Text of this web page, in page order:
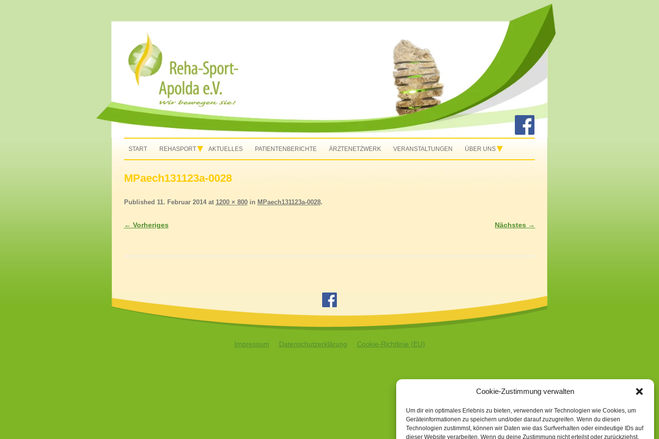
Cookie-Zustimmung verwalten
Um dir ein optimales Erlebnis zu bieten, verwenden wir Technologien wie Cookies, um
Geräteinformationen zu speichern und/oder darauf zuzugreifen. Wenn du diesen
Technologien zustimmst, können wir Daten wie das Surfverhalten oder eindeutige IDs auf
dieser Website verarbeiten. Wenn du deine Zustimmung nicht erteilst oder zurückziehst,
Zum Inhalt springen
START REHASPORT AKTUELLES PATIENTENBERICHTE ÄRZTENETZWERK VERANSTALTUNGEN ÜBER UNS
MPaech131123a-0028
Published 11. Februar 2014at 1200 × 800in MPaech131123a-0028.
← Vorheriges Nächstes →
Impressum Datenschutzerklärung Cookie-Richtlinie (EU)